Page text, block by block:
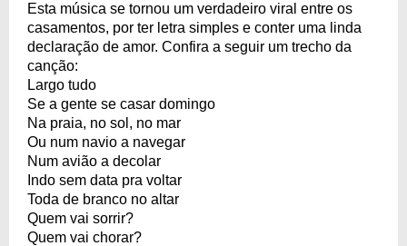
Esta música se tornou um verdadeiro viral entre os
casamentos, por ter letra simples e conter uma linda
declaração de amor. Confira a seguir um trecho da
canção:
Largo tudo
Se a gente se casar domingo
Na praia, no sol, no mar
Ou num navio a navegar
Num avião a decolar
Indo sem data pra voltar
Toda de branco no altar
Quem vai sorrir?
Quem vai chorar?